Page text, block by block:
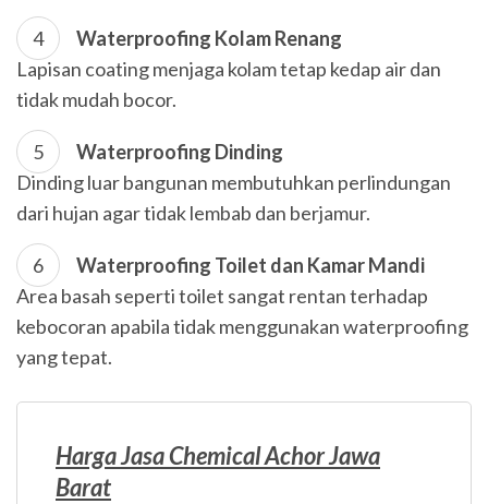
Waterproofing Kolam Renang
Lapisan coating menjaga kolam tetap kedap air dan
tidak mudah bocor.
Waterproofing Dinding
Dinding luar bangunan membutuhkan perlindungan
dari hujan agar tidak lembab dan berjamur.
Waterproofing Toilet dan Kamar Mandi
Area basah seperti toilet sangat rentan terhadap
kebocoran apabila tidak menggunakan waterproofing
yang tepat.
Harga Jasa Chemical Achor Jawa
Barat